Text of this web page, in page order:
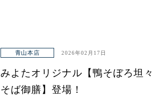
青山本店 2026年02月17日
みよたオリジナル【鴨そぼろ坦々
そば御膳】登場！